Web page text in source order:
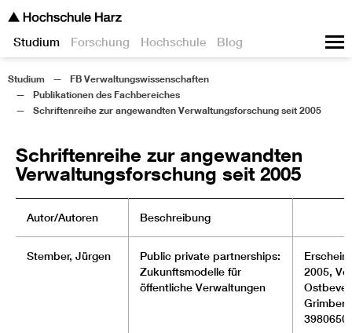
Studium Forschung Hochschule Blog
Studium
FB Verwaltungswissenschaften
Publikationen des Fachbereiches
Schriftenreihe zur angewandten Verwaltungsforschung seit 2005
Schriftenreihe zur angewandten
Verwaltungsforschung seit 2005
Autor/Autoren Beschreibung
Stember, Jürgen
Public private partnerships:
Zukunftsmodelle für
öffentliche Verwaltungen
2005,